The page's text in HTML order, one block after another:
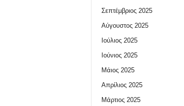
Σεπτέμβριος 2025
Αύγουστος 2025
Ιούλιος 2025
Ιούνιος 2025
Μάιος 2025
Απρίλιος 2025
Μάρτιος 2025